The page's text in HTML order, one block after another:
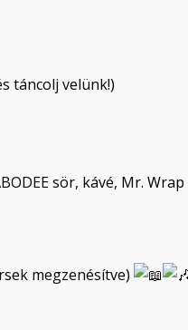
táncolj velünk!)
sör, kávé, Mr.
megzenésítve)